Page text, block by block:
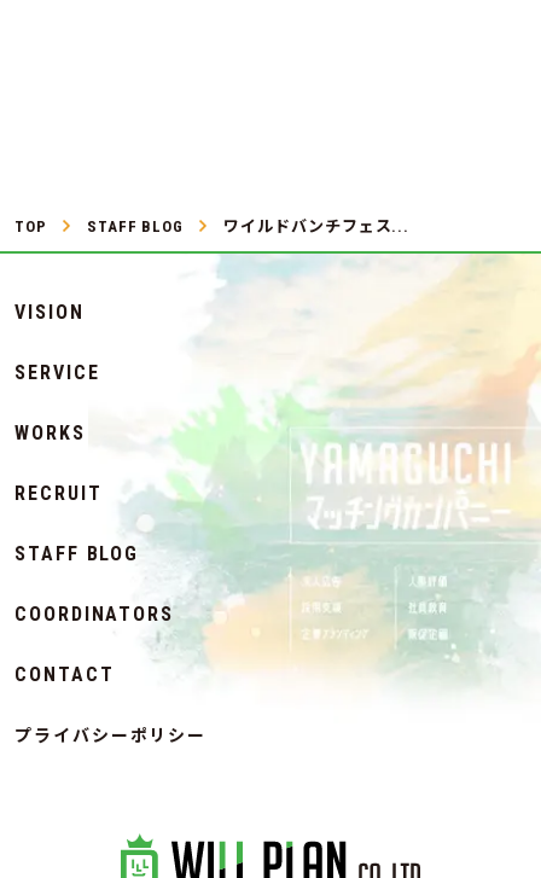
TOP STAFF BLOG ワイルドバンチフェス...
VISION
SERVICE
WORKS
RECRUIT
STAFF BLOG
COORDINATORS
CONTACT
プライバシーポリシー